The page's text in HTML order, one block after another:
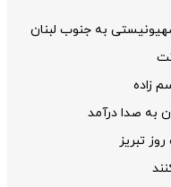
به جنوب لبنان
زاده
به صدا درآمد
تبریز